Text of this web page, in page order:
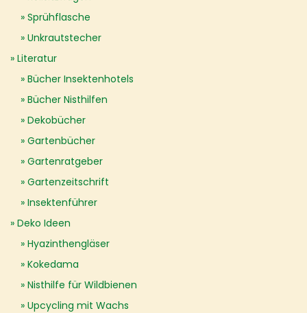
Sprühflasche
Unkrautstecher
Literatur
Bücher Insektenhotels
Bücher Nisthilfen
Dekobücher
Gartenbücher
Gartenratgeber
Gartenzeitschrift
Insektenführer
Deko Ideen
Hyazinthengläser
Kokedama
Nisthilfe für Wildbienen
Upcycling mit Wachs